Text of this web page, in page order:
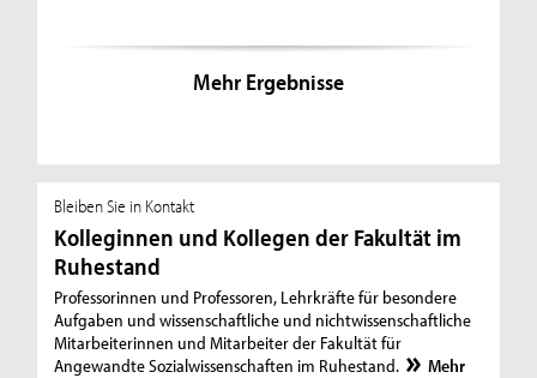
Mehr Ergebnisse
Bleiben Sie in Kontakt
Kolleginnen und Kollegen der Fakultät im
Ruhestand
Professorinnen und Professoren, Lehrkräfte für besondere
Aufgaben und wissenschaftliche und nichtwissenschaftliche
Mitarbeiterinnen und Mitarbeiter der Fakultät für
Angewandte Sozialwissenschaften im Ruhestand.
Mehr